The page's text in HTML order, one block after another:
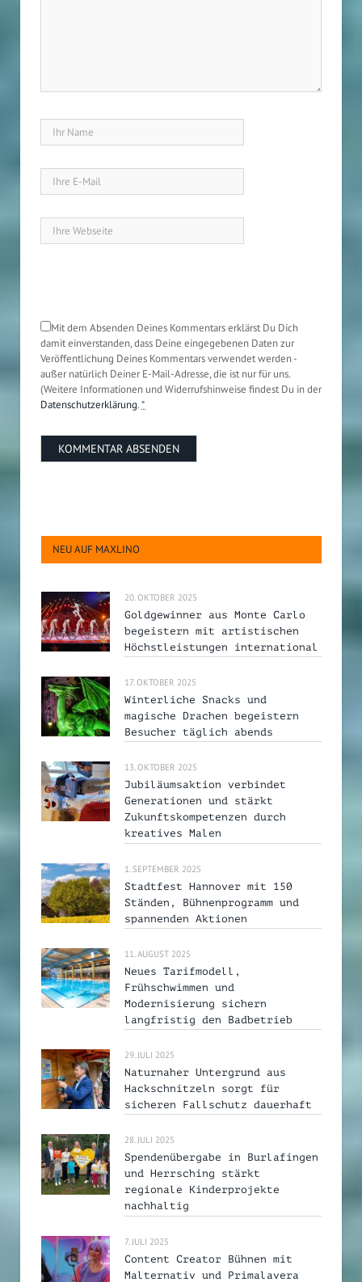
Mit dem Absenden Deines Kommentars erklärst Du Dich
damit einverstanden, dass Deine eingegebenen Daten zur
Veröffentlichung Deines Kommentars verwendet werden -
außer natürlich Deiner E-Mail-Adresse, die ist nur für uns.
(Weitere Informationen und Widerrufshinweise findest Du in der
Datenschutzerklärung.*
NEU AUF MAXLINO
20. OKTOBER 2025
Goldgewinner aus Monte Carlo
begeistern mit artistischen
Höchstleistungen international
17. OKTOBER 2025
Winterliche Snacks und
magische Drachen begeistern
Besucher täglich abends
13. OKTOBER 2025
Jubiläumsaktion verbindet
Generationen und stärkt
Zukunftskompetenzen durch
kreatives Malen
1. SEPTEMBER 2025
Stadtfest Hannover mit 150
Ständen, Bühnenprogramm und
spannenden Aktionen
11. AUGUST 2025
Neues Tarifmodell,
Frühschwimmen und
Modernisierung sichern
langfristig den Badbetrieb
29. JULI 2025
Naturnaher Untergrund aus
Hackschnitzeln sorgt für
sicheren Fallschutz dauerhaft
28. JULI 2025
Spendenübergabe in Burlafingen
und Herrsching stärkt
regionale Kinderprojekte
nachhaltig
7. JULI 2025
Content Creator Bühnen mit
Malternativ und Primalavera